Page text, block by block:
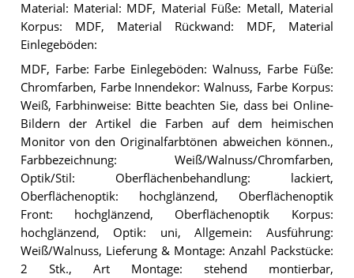
Material: Material: MDF, Material Füße: Metall, Material
Korpus: MDF, Material Rückwand: MDF, Material
Einlegeböden:
MDF, Farbe: Farbe Einlegeböden: Walnuss, Farbe Füße:
Chromfarben, Farbe Innendekor: Walnuss, Farbe Korpus:
Weiß, Farbhinweise: Bitte beachten Sie, dass bei Online-
Bildern der Artikel die Farben auf dem heimischen
Monitor von den Originalfarbtönen abweichen können.,
Farbbezeichnung: Weiß/Walnuss/Chromfarben,
Optik/Stil: Oberflächenbehandlung: lackiert,
Oberflächenoptik: hochglänzend, Oberflächenoptik
Front: hochglänzend, Oberflächenoptik Korpus:
hochglänzend, Optik: uni, Allgemein: Ausführung:
Weiß/Walnuss, Lieferung & Montage: Anzahl Packstücke:
2 Stk., Art Montage: stehend montierbar,